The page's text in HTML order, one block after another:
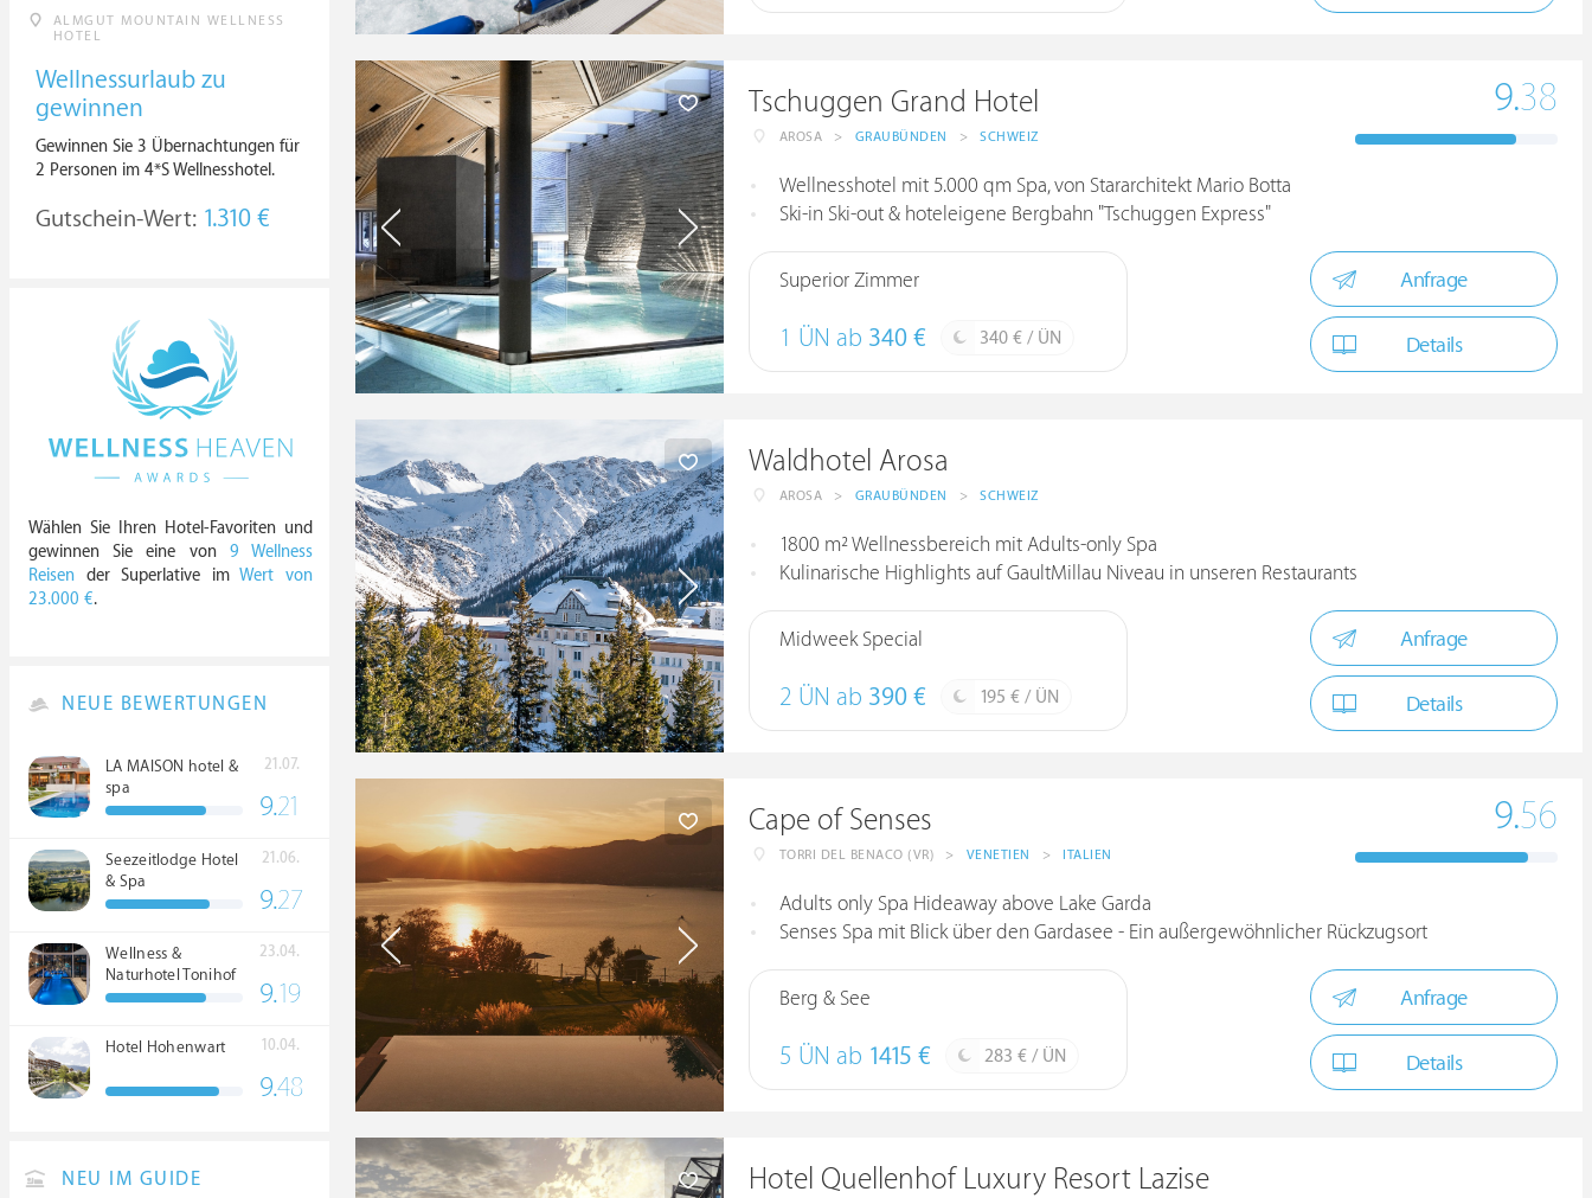
Tschuggen Grand Hotel
AROSA > GRAUBÜNDEN > SCHWEIZ
9.38
Wellnesshotel mit 5.000 qm Spa, von Stararchitekt Mario Botta
Ski-in Ski-out & hoteleigene Bergbahn "Tschuggen Express"
Superior Zimmer
1 ÜN ab 340 € 340 € / ÜN
Anfrage
Details
Waldhotel Arosa
AROSA > GRAUBÜNDEN > SCHWEIZ
1800 m² Wellnessbereich mit Adults-only Spa
Kulinarische Highlights auf GaultMillau Niveau in unseren Restaurants
Midweek Special
2 ÜN ab 390 € 195 € / ÜN
Anfrage
Details
Cape of Senses
TORRI DEL BENACO (VR) > VENETIEN > ITALIEN
9.56
Adults only Spa Hideaway above Lake Garda
Senses Spa mit Blick über den Gardasee - Ein außergewöhnlicher Rückzugsort
Berg & See
5 ÜN ab 1415 € 283 € / ÜN
Anfrage
Details
Hotel Quellenhof Luxury Resort Lazise
ALMGUT MOUNTAIN WELLNESS
HOTEL
Wellnessurlaub zu
gewinnen
Gewinnen Sie 3 Übernachtungen für
2 Personen im 4*S Wellnesshotel.
Gutschein-Wert: 1.310 €
Wählen Sie Ihren Hotel-Favoriten und
gewinnen Sie eine von 9 Wellness
Reisen der Superlative imWert von
23.000 €.
NEUE BEWERTUNGEN
LA MAISON hotel &
spa
21.07.
9.21
Seezeitlodge Hotel
& Spa
21.06.
9.27
Wellness &
Naturhotel Tonihof
****S
23.04.
9.19
Hotel Hohenwart 10.04.
9.48
NEU IM GUIDE